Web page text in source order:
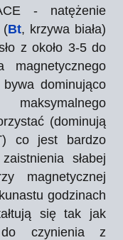
- natężenie
(Bt, krzywa biała)
z około 3-5 do
magnetycznego
dominująco
(dominują
co jest bardzo
słabej
magnetycznej
godzinach
się tak jak
czynienia z